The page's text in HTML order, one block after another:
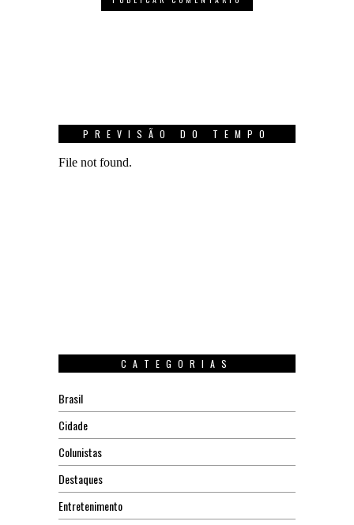
PREVISÃO DO TEMPO
CATEGORIAS
Brasil
Cidade
Colunistas
Destaques
Entretenimento